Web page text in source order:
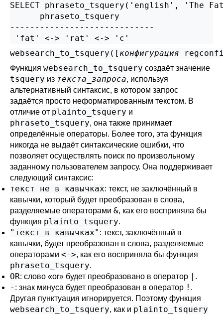
SELECT phraseto_tsquery('english', 'The
      phraseto_tsquery
-----------------------------
websearch_to_tsquery([ конфигурация
Функция websearch_to_tsquery создаёт значение
tsquery из текста_запроса, используя
альтернативный синтаксис, в котором запрос
задаётся просто неформатированным текстом. В
отличие от plainto_tsquery и
phraseto_tsquery, она также принимает
определённые операторы. Более того, эта функция
никогда не выдаёт синтаксические ошибки, что
позволяет осуществлять поиск по произвольному
заданному пользователем запросу. Она поддерживает
следующий синтаксис:
текст не в кавычках: текст, не заключённый в
кавычки, который будет преобразован в слова,
разделяемые операторами &, как его восприняла бы
функция plainto_tsquery.
"текст в кавычках" : текст, заключённый в
кавычки, будет преобразован в слова, разделяемые
операторами <->, как его восприняла бы функция
phraseto_tsquery.
OR: слово «or» будет преобразовано в оператор | .
- : знак минуса будет преобразован в оператор ! .
Другая пунктуация игнорируется. Поэтому функция
websearch_to_tsquery, как и plainto_tsquery